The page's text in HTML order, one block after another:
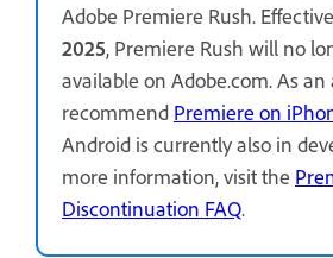
Adobe Premiere Rush. Effective
2025, Premiere Rush will no
available on Adobe.com. As
recommend Premiere on
Android is currently also in
more information, visit the
Discontinuation FAQ.